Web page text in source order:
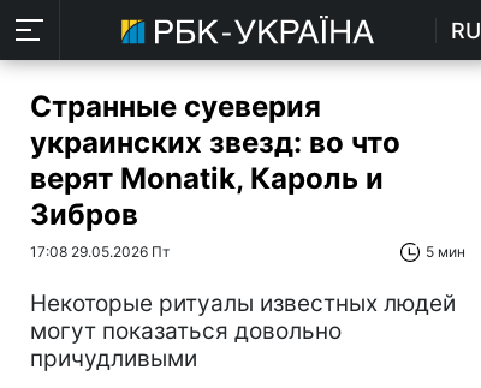
RU
Странные суеверия
украинских звезд: во что
верят Monatik, Кароль и
Зибров
17:08 29.05.2026 Пт 5 мин
Некоторые ритуалы известных людей
могут показаться довольно
причудливыми